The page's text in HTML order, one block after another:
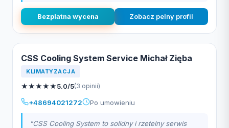
Bezplatna wycena Zobacz pelny profil
CSS Cooling System Service Michał Zięba
KLIMATYZACJA
★★★★★5.0/5(3 opinii)
+48694021272 Po umowieniu
"CSS Cooling System to solidny i rzetelny serwis